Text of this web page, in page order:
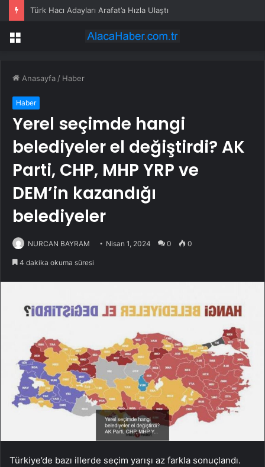
Menü
Anasayfa / Haber
Haber
Yerel seçimde hangi
belediyeler el değiştirdi? AK
Parti, CHP, MHP YRP ve
DEM’in kazandığı
belediyeler
NURCAN BAYRAM Nisan 1, 2024 0 0
4 dakika okuma süresi
Türkiye’de bazı illerde seçim yarışı az farkla sonuçlandı.